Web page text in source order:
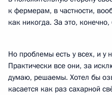
к фермерам, в частности,
как никогда. За это, конечно,
Но проблемы есть у всех, и у
Практически все они, за
думаю, решаемы. Хотел бы
касается как раз сахарной